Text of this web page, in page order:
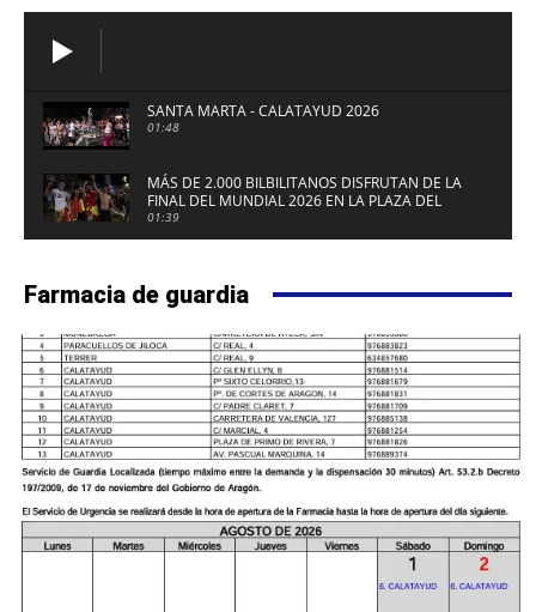
SANTA MARTA - CALATAYUD 2026
01:48
MÁS DE 2.000 BILBILITANOS DISFRUTAN DE LA
FINAL DEL MUNDIAL 2026 EN LA PLAZA DEL
FUERTE DE CALATAYUD
01:39
Farmacia de guardia